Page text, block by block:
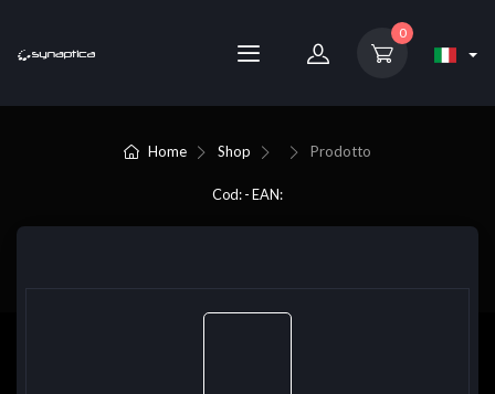
0
Home Shop Prodotto
Cod: - EAN: